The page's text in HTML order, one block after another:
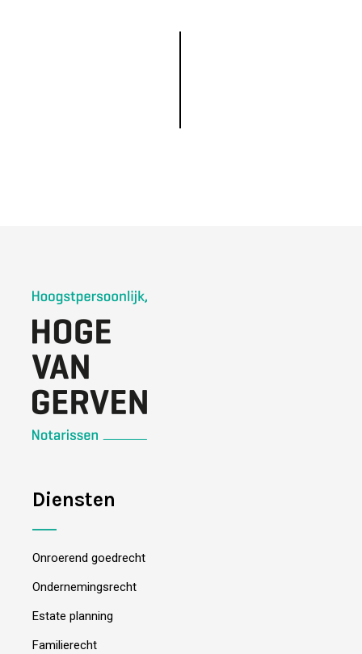
Diensten
Onroerend goedrecht
Ondernemingsrecht
Estate planning
Familierecht